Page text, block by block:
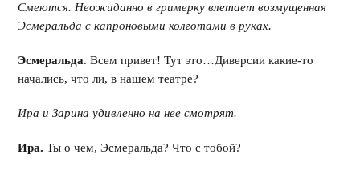
Смеются. Неожиданно в гримерку влетает возмущенная
Эсмеральда с капроновыми колготами в руках.
Эсмеральда. Всем привет! Тут это…Диверсии какие-то
начались, что ли, в нашем театре?
Ира и Зарина удивленно на нее смотрят.
Ира. Ты о чем, Эсмеральда? Что с тобой?